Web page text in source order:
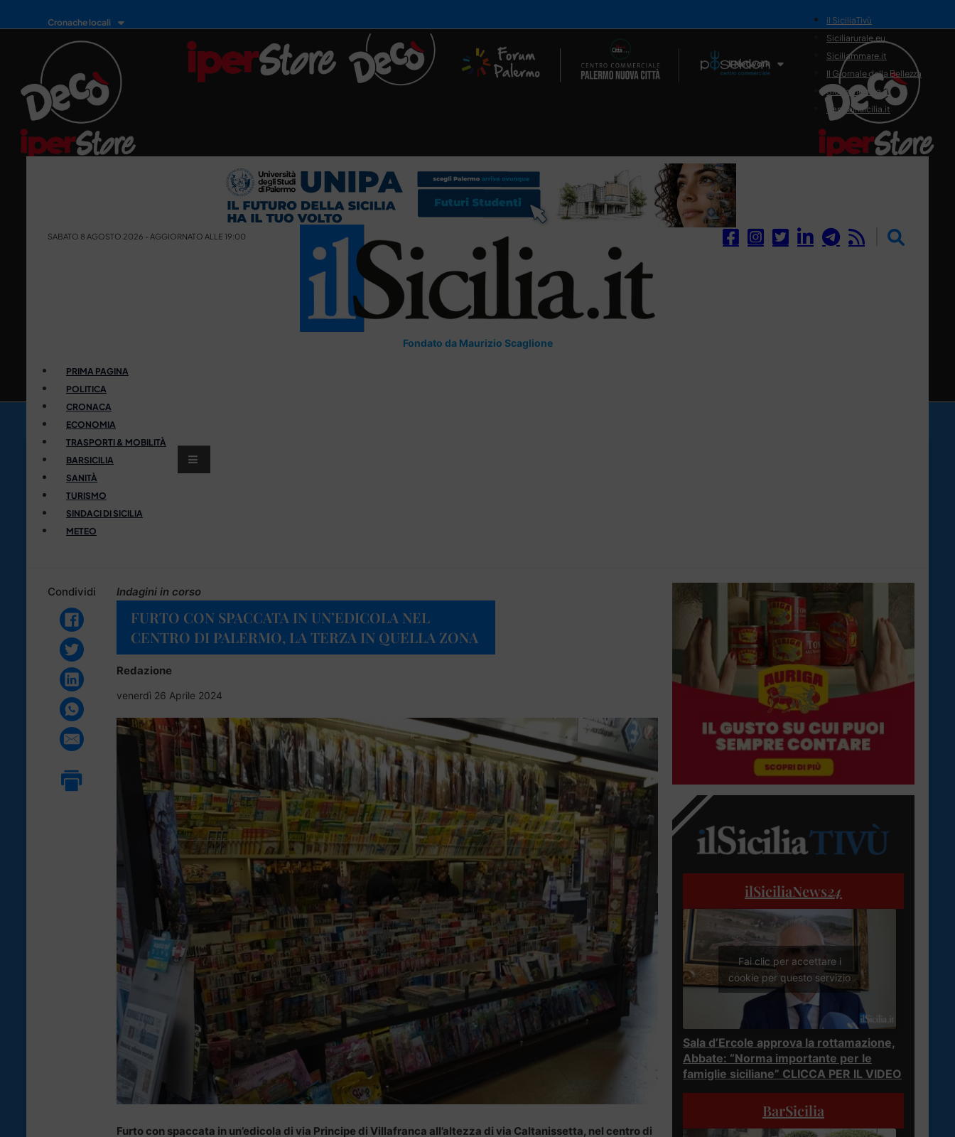
Cronache locali
Il Network
il SiciliaTivù
Siciliarurale.eu
Siciliammare.it
Il Giornale della Bellezza
Siciliamedica.it
Sanitainsicilia.it
SABATO 8 AGOSTO 2026 - AGGIORNATO ALLE 19:00
Fondato da Maurizio Scaglione
PRIMA PAGINA
POLITICA
CRONACA
ECONOMIA
TRASPORTI & MOBILITÀ
BARSICILIA
SANITÀ
TURISMO
SINDACI DI SICILIA
METEO
Condividi Indagini in corso
FURTO CON SPACCATA IN UN’EDICOLA NEL
CENTRO DI PALERMO, LA TERZA IN QUELLA ZONA
Redazione
venerdì 26 Aprile 2024
Furto con spaccata in un’edicola di via Principe di Villafranca all’altezza di via Caltanissetta, nel centro di
ilSiciliaNews24
Fai clic per accettare i
cookie per questo servizio
Sala d’Ercole approva la rottamazione,
Abbate: “Norma importante per le
famiglie siciliane” CLICCA PER IL VIDEO
BarSicilia